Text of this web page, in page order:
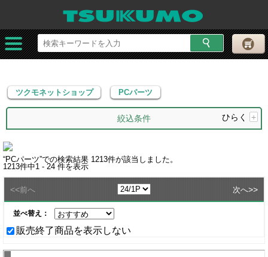
ツクモネットショップ PCパーツ
ツクモネットショップ PCパーツ
絞込条件 ひらく +
“PCパーツ”での検索結果 1213件が該当しました。
1213件中1 - 24 件を表示
<<前へ 次へ>>
並べ替え：
販売終了商品を表示しない